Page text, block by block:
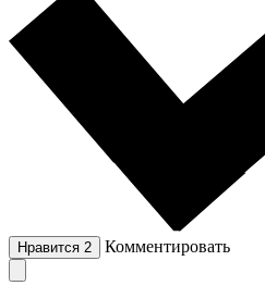
Нравится 2 Комментировать